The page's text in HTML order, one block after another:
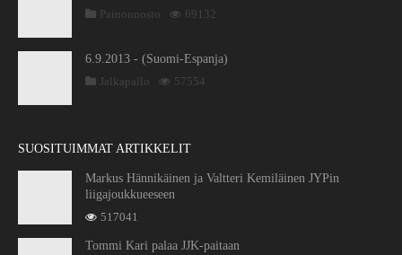
Painonnosto
69132
6.9.2013 - (Suomi-Espanja)
Jalkapallo
57554
SUOSITUIMMAT ARTIKKELIT
Markus Hännikäinen ja Valtteri Kemiläinen JYPin
liigajoukkueeseen
517041
Tommi Kari palaa JJK-paitaan